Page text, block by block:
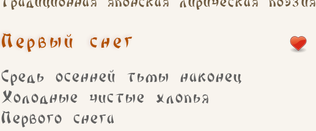
Первый снег
Средь осенней тьмы наконец
Холодные чистые хлопья
Первого снега